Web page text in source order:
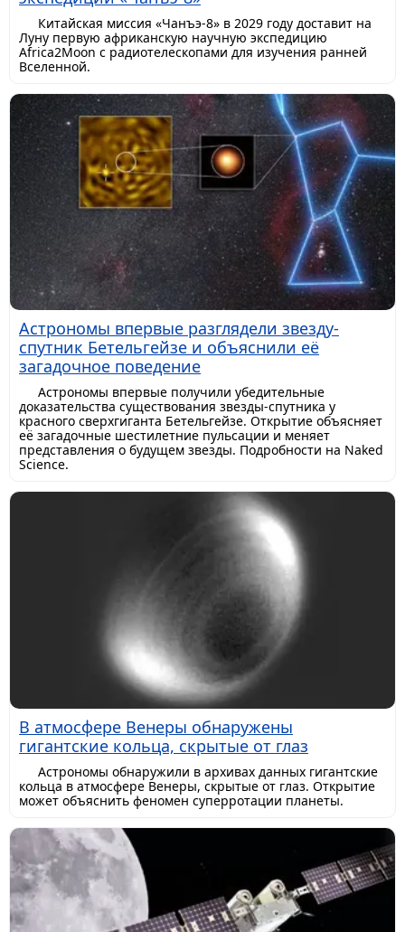
Китайская миссия «Чанъэ-8» в 2029 году доставит на
Луну первую африканскую научную экспедицию
Africa2Moon с радиотелескопами для изучения ранней
Вселенной.
Астрономы впервые разглядели звезду-
спутник Бетельгейзе и объяснили её
загадочное поведение
Астрономы впервые получили убедительные
доказательства существования звезды-спутника у
красного сверхгиганта Бетельгейзе. Открытие объясняет
её загадочные шестилетние пульсации и меняет
представления о будущем звезды. Подробности на Naked
Science.
В атмосфере Венеры обнаружены
гигантские кольца, скрытые от глаз
Астрономы обнаружили в архивах данных гигантские
кольца в атмосфере Венеры, скрытые от глаз. Открытие
может объяснить феномен суперротации планеты.